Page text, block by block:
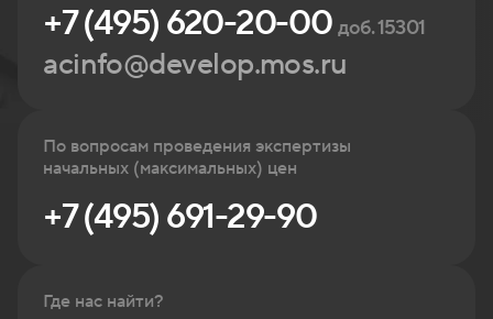
+7 (495) 620-20-00доб. 15301
acinfo@develop.mos.ru
По вопросам проведения экспертизы
начальных (максимальных) цен
+7 (495) 691-29-90
Где нас найти?